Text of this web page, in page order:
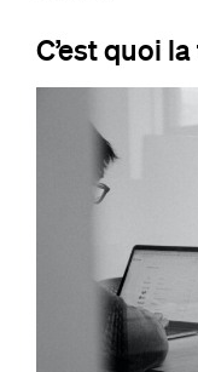
C’est quoi